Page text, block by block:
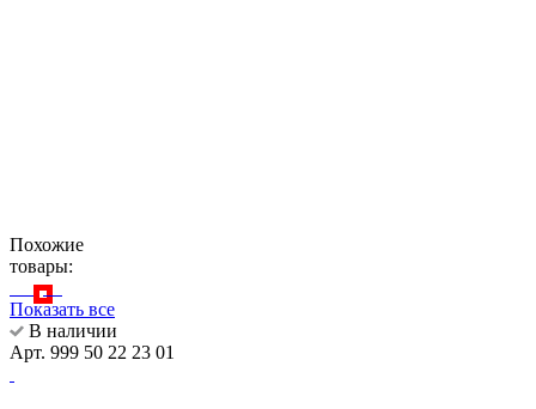
Похожие
товары:
Показать все
В наличии
Арт. 999 50 22 23 01